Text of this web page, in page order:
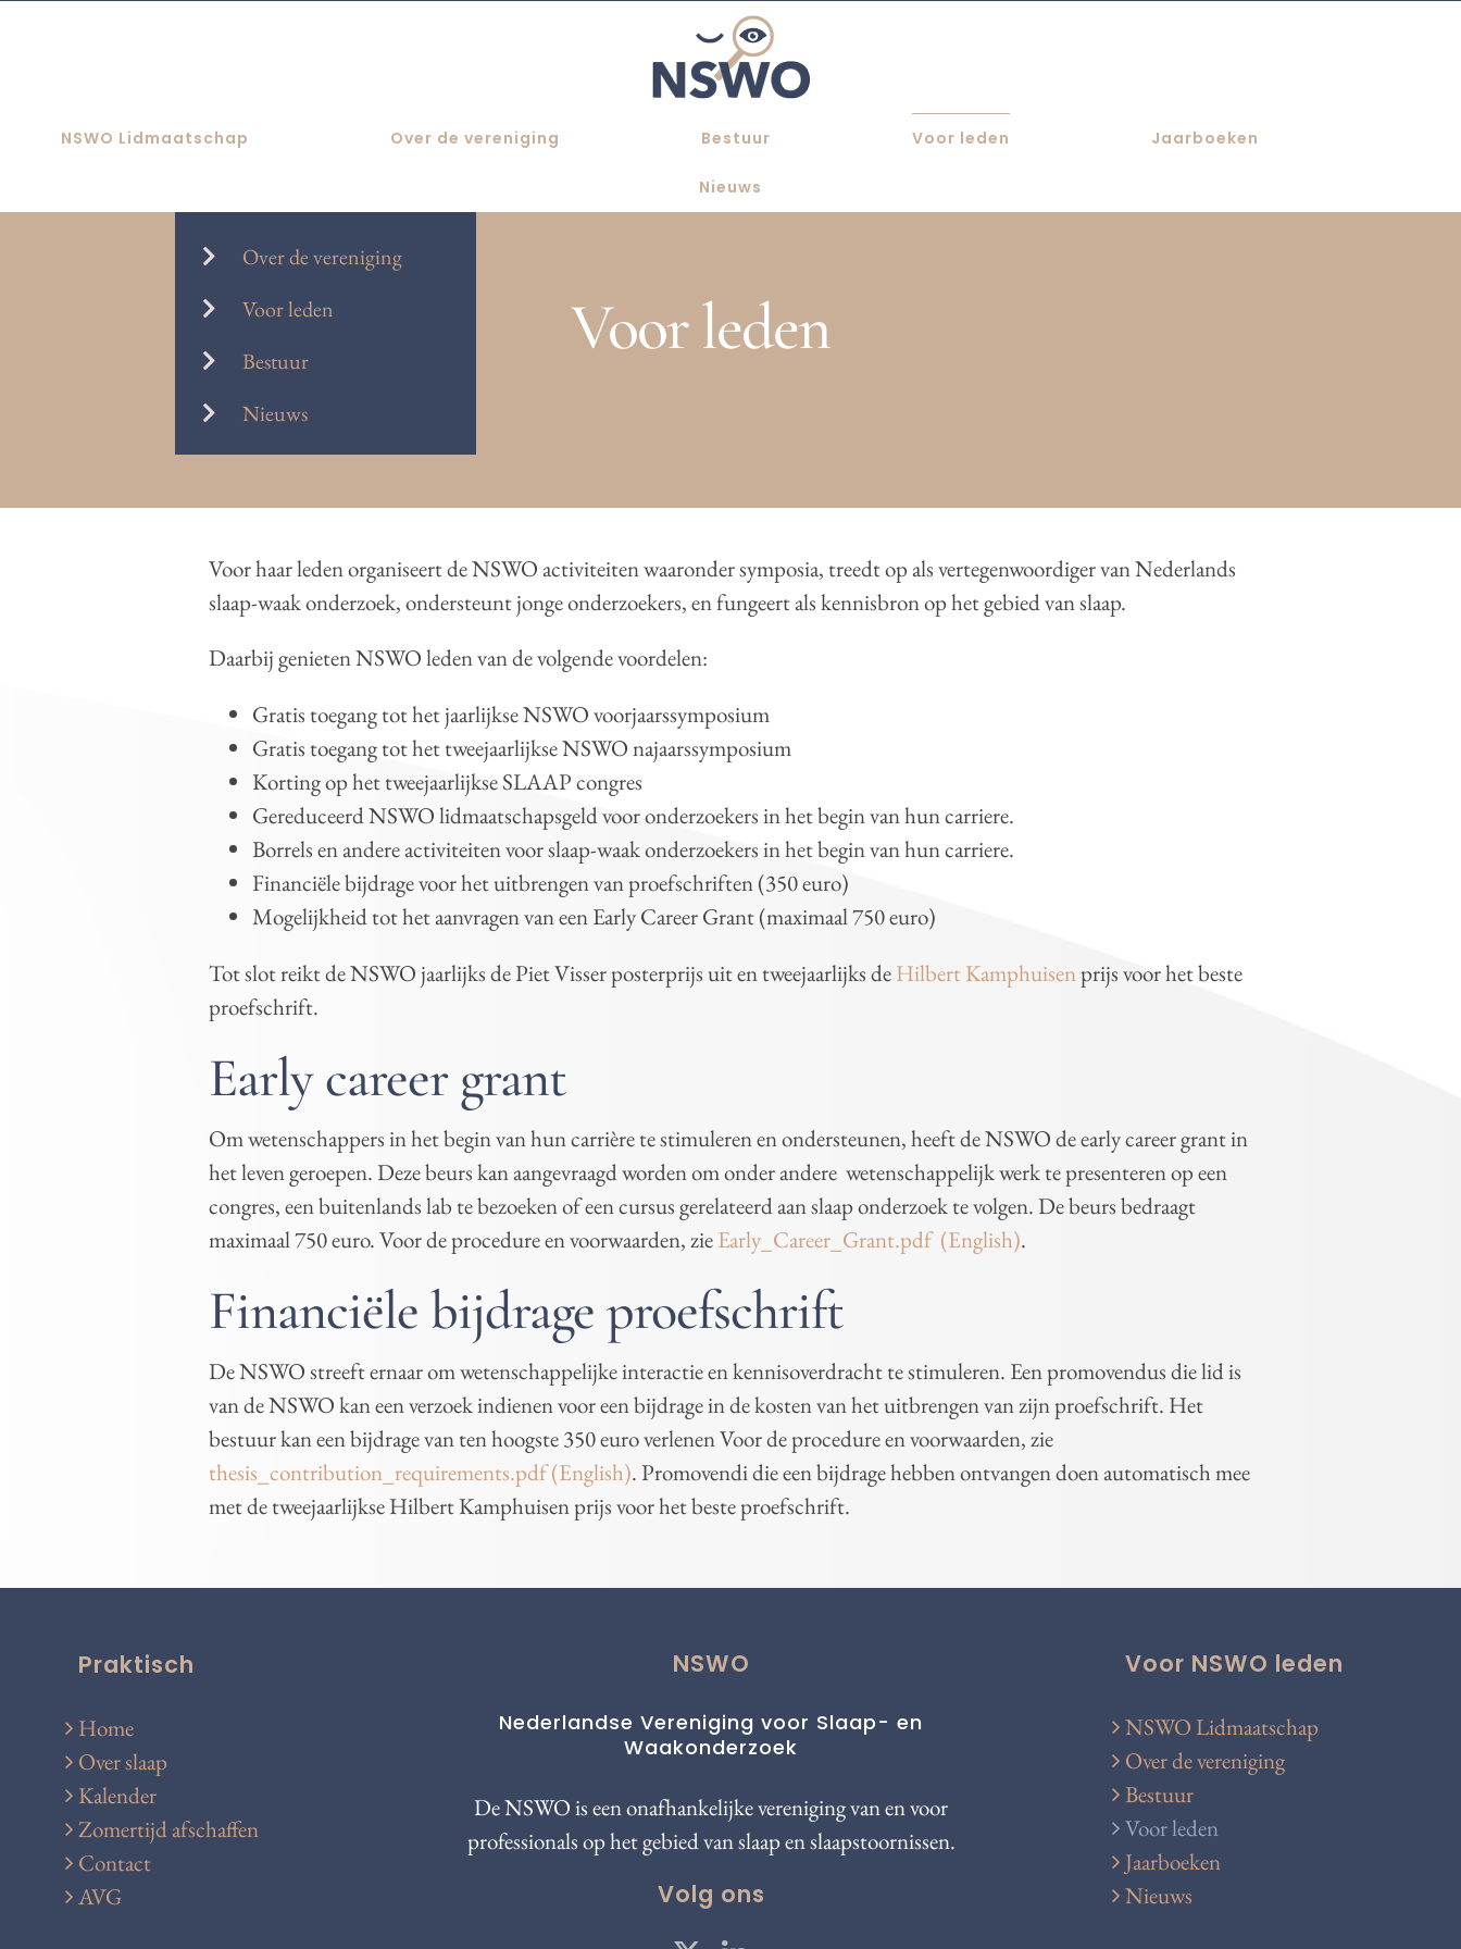
NSWO Lidmaatschap Over de vereniging Bestuur Voor leden Jaarboeken
Nieuws
Over de vereniging
Voor leden
Bestuur
Nieuws
Voor leden
Voor haar leden organiseert de NSWO activiteiten waaronder symposia, treedt op als vertegenwoordiger van Nederlands
slaap-waak onderzoek, ondersteunt jonge onderzoekers, en fungeert als kennisbron op het gebied van slaap.
Daarbij genieten NSWO leden van de volgende voordelen:
Gratis toegang tot het jaarlijkse NSWO voorjaarssymposium
Gratis toegang tot het tweejaarlijkse NSWO najaarssymposium
Korting op het tweejaarlijkse SLAAP congres
Gereduceerd NSWO lidmaatschapsgeld voor onderzoekers in het begin van hun carriere.
Borrels en andere activiteiten voor slaap-waak onderzoekers in het begin van hun carriere.
Financiële bijdrage voor het uitbrengen van proefschriften (350 euro)
Mogelijkheid tot het aanvragen van een Early Career Grant (maximaal 750 euro)
Tot slot reikt de NSWO jaarlijks de Piet Visser posterprijs uit en tweejaarlijks deHilbert Kamphuisenprijs voor het beste
proefschrift.
Early career grant
Om wetenschappers in het begin van hun carrière te stimuleren en ondersteunen, heeft de NSWO de early career grant in
het leven geroepen. Deze beurs kan aangevraagd worden om onder andere wetenschappelijk werk te presenteren op een
congres, een buitenlands lab te bezoeken of een cursus gerelateerd aan slaap onderzoek te volgen. De beurs bedraagt
maximaal 750 euro. Voor de procedure en voorwaarden, zieEarly_Career_Grant.pdf (English).
Financiële bijdrage proefschrift
De NSWO streeft ernaar om wetenschappelijke interactie en kennisoverdracht te stimuleren. Een promovendus die lid is
van de NSWO kan een verzoek indienen voor een bijdrage in de kosten van het uitbrengen van zijn proefschrift. Het
bestuur kan een bijdrage van ten hoogste 350 euro verlenen Voor de procedure en voorwaarden, zie
thesis_contribution_requirements.pdf (English). Promovendi die een bijdrage hebben ontvangen doen automatisch mee
met de tweejaarlijkse Hilbert Kamphuisen prijs voor het beste proefschrift.
Praktisch
Home
Over slaap
Kalender
Zomertijd afschaffen
Contact
AVG
NSWO
Nederlandse Vereniging voor Slaap- en
Waakonderzoek
De NSWO is een onafhankelijke vereniging van en voor
professionals op het gebied van slaap en slaapstoornissen.
Volg ons
Voor NSWO leden
NSWO Lidmaatschap
Over de vereniging
Bestuur
Voor leden
Jaarboeken
Nieuws